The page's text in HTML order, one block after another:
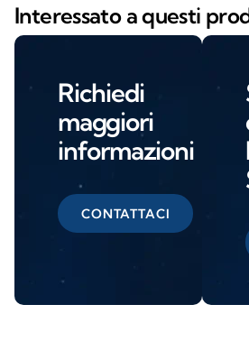
Interessato a questi
Richiedi
maggiori
informazioni
CONTATTACI